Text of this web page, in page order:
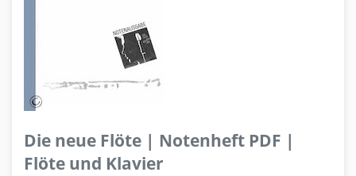
Die neue Flöte | Notenheft PDF |
Flöte und Klavier